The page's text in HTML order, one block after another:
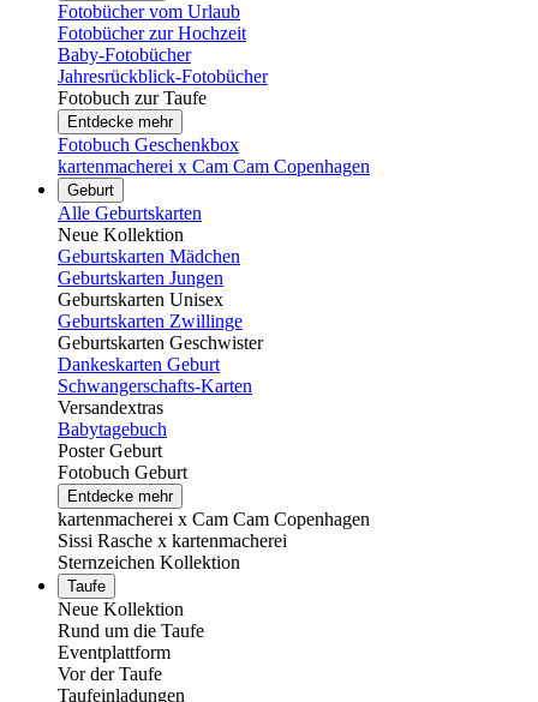
Fotobücher vom Urlaub
Fotobücher zur Hochzeit
Baby-Fotobücher
Jahresrückblick-Fotobücher
Fotobuch zur Taufe
Entdecke mehr
Fotobuch Geschenkbox
kartenmacherei x Cam Cam Copenhagen
Geburt
Alle Geburtskarten
Neue Kollektion
Geburtskarten Mädchen
Geburtskarten Jungen
Geburtskarten Unisex
Geburtskarten Zwillinge
Geburtskarten Geschwister
Dankeskarten Geburt
Schwangerschafts-Karten
Versandextras
Babytagebuch
Poster Geburt
Fotobuch Geburt
Entdecke mehr
kartenmacherei x Cam Cam Copenhagen
Sissi Rasche x kartenmacherei
Sternzeichen Kollektion
Taufe
Neue Kollektion
Rund um die Taufe
Eventplattform
Vor der Taufe
Taufeinladungen